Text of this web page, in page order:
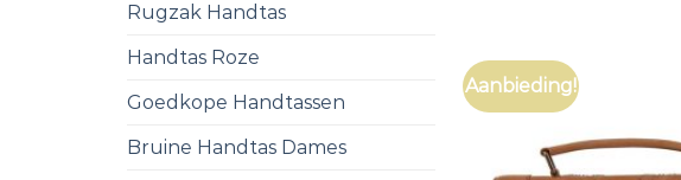
Rugzak Handtas
Handtas Roze
Goedkope Handtassen
Bruine Handtas Dames
Aanbieding!